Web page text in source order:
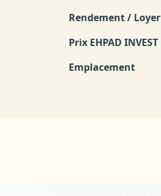
Rendement / Loyer
Prix EHPAD INVEST
Emplacement